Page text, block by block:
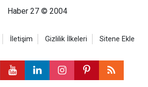
Haber 27 © 2004
İletişim Gizlilik İlkeleri Sitene Ekle